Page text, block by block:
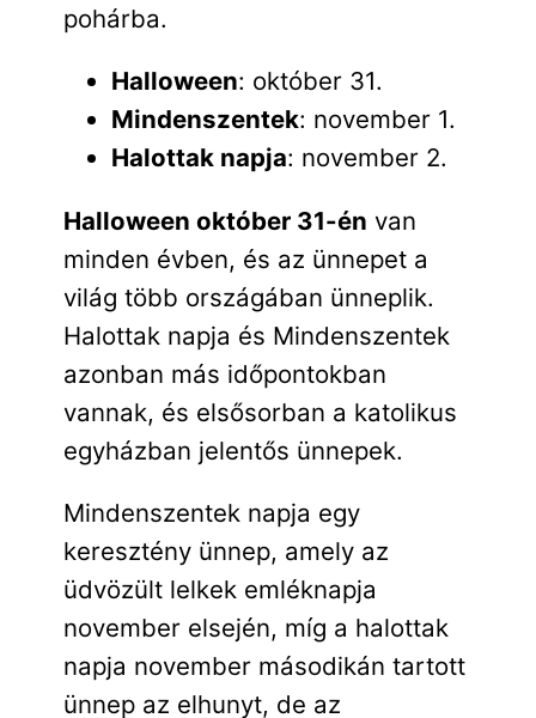
pohárba.
Halloween: október 31.
Mindenszentek: november 1.
Halottak napja: november 2.
Halloween október 31-én van
minden évben, és az ünnepet a
világ több országában ünneplik.
Halottak napja és Mindenszentek
azonban más időpontokban
vannak, és elsősorban a katolikus
egyházban jelentős ünnepek.
Mindenszentek napja egy
keresztény ünnep, amely az
üdvözült lelkek emléknapja
november elsején, míg a halottak
napja november másodikán tartott
ünnep az elhunyt, de az